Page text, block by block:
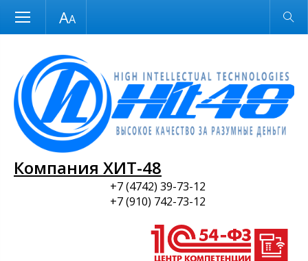
Размер шрифта Обычная версия
Компания ХИТ-48
+7 (4742) 39-73-12
+7 (910) 742-73-12